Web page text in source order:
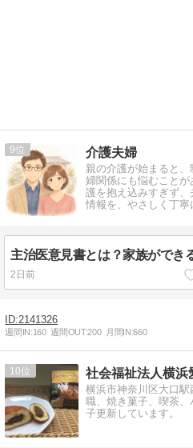
9 介護夫婦
親の介護が始まると
婦関係にも悩むこと
護を抱え込みすぎず
情報を、やさしく丁寧
2日前
2141326
週間IN:160 週間OUT:200 月間IN:660
10 社会福祉法人横
横浜市神奈川区大口
職、焼き菓子、喫茶
子更新しています。